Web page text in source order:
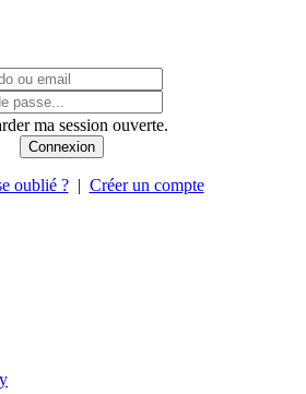
ma session ouverte.
oublié ?| Créer un compte